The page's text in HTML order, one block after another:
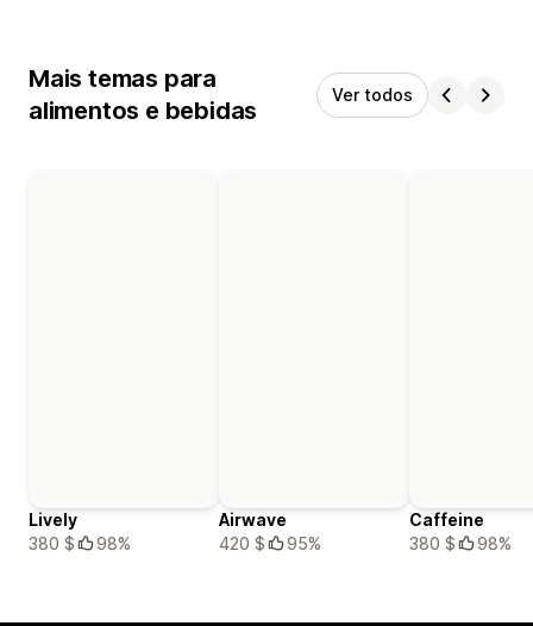
Mais temas para
alimentos e bebidas
Ver todos
Lively
380 $
98%
Airwave
420 $
95%
Caffeine
380 $
98%